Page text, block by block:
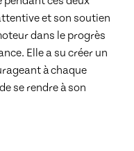
et son soutien
dans le progrès
Elle a su créer un
à chaque
se rendre à son